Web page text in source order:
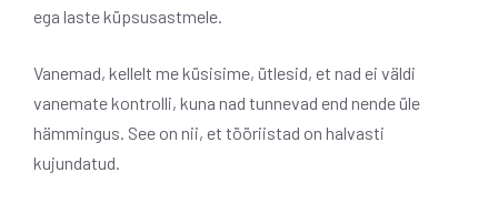
ega laste küpsusastmele.
Vanemad, kellelt me ​​küsisime, ütlesid, et nad ei väldi
vanemate kontrolli, kuna nad tunnevad end nende üle
hämmingus. See on nii, et tööriistad on halvasti
kujundatud.